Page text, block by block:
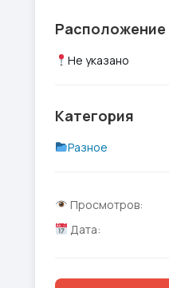
Расположение
Не указано
Категория
Разное
Просмотров:
Дата: